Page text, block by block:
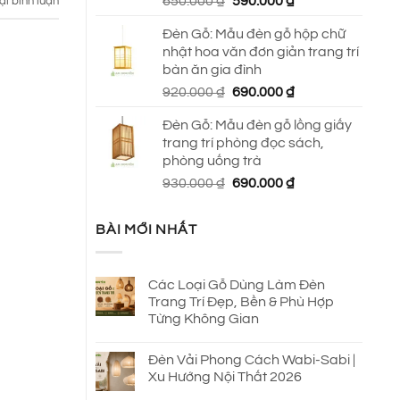
là:
650.000 ₫.
tại
là:
Đèn Gỗ: Mẫu đèn gỗ hộp chữ
nhật hoa văn đơn giản trang trí
bàn ăn gia đình
920.000₫ Giá
là:
920.000 ₫.
690.000₫Giá
tại
là:
Đèn Gỗ: Mẫu đèn gỗ lồng giấy
trang trí phòng đọc sách,
phòng uống trà
930.000₫ Giá
690.000₫Giá
BÀI MỚI NHẤT
Các Loại Gỗ Dùng Làm Đèn
Trang Trí Đẹp, Bền & Phù Hợp
Từng Không Gian
Đèn Vải Phong Cách Wabi-Sabi |
Xu Hướng Nội Thất 2026